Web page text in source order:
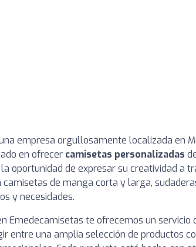
empresa orgullosamente localizada en
en ofrecer camisetas personalizadas
oportunidad de expresar su creatividad a
de manga corta y larga,
y necesidades.
Emedecamisetas te ofrecemos un servicio
entre una amplia selección de productos